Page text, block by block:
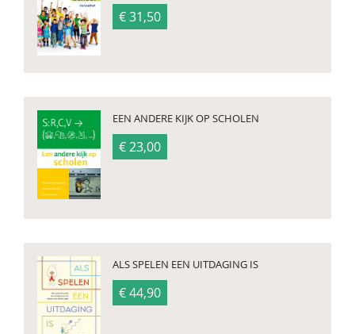
€ 31,50
EEN ANDERE KIJK OP SCHOLEN
€ 23,00
ALS SPELEN EEN UITDAGING IS
€ 44,90